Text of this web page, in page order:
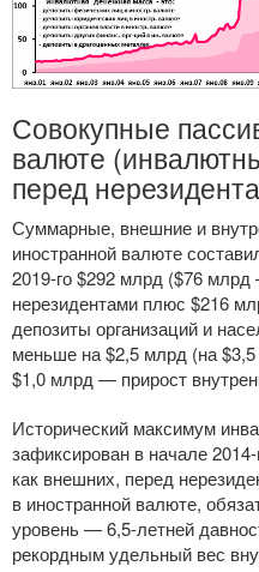
Совокупные
валюте
перед
Суммарные, внешние и
иностранной валюте
2019-го$292 млрд ($76
нерезидентами плюс $216
депозиты организаций и
меньше на $2,5 млрд (на
$1,0 млрд — прирост
Исторический максимум
зафиксирован в начале2014-
как внешних, перед
в иностранной валюте,
уровень — 6,5-летней
рекордным удельный вес